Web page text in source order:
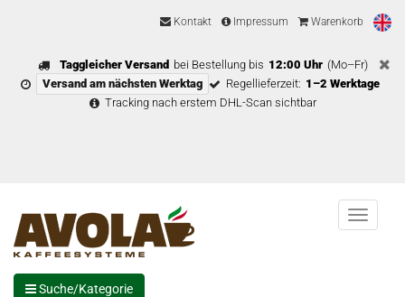
Kontakt Impressum Warenkorb
Taggleicher Versand bei Bestellung bis 12:00 Uhr (Mo–Fr)
Versand am nächsten Werktag
Regellieferzeit: 1–2 Werktage
Tracking nach erstem DHL-Scan sichtbar
Menu
Suche/Kategorie